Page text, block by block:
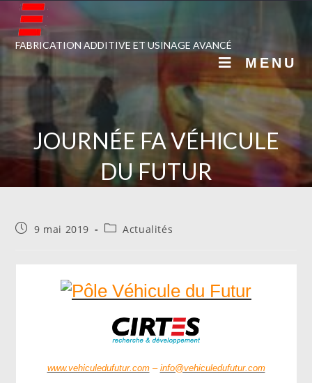
FABRICATION ADDITIVE ET USINAGE AVANCÉ
MENU
JOURNÉE FA VÉHICULE
DU FUTUR
9 mai 2019 Actualités
www.vehiculedufutur.com– info@vehiculedufutur.com